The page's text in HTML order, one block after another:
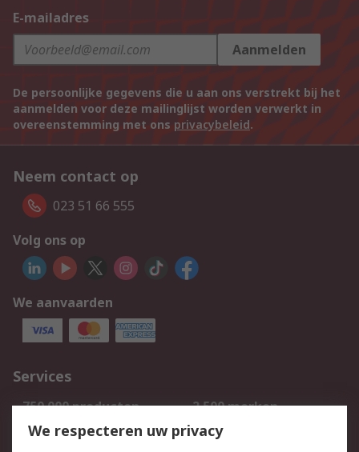
E-mailadres
Aanmelden
De persoonlijke gegevens die u aan ons verstrekt bij het
aanmelden voor deze mailinglijst worden verwerkt in
overeenstemming met ons privacybeleid.
Neem contact op
023 51 66 555
Volg ons op
We aanvaarden
Services
750.000 producten
2.500 merken
Bestellen
Inkoopoplossingen
We respecteren uw privacy